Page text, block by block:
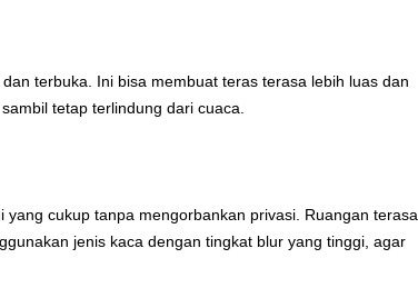
terbuka. Ini bisa membuat teras terasa lebih luas dan
tetap terlindung dari cuaca.
cukup tanpa mengorbankan privasi. Ruangan terasa
jenis kaca dengan tingkat blur yang tinggi, agar